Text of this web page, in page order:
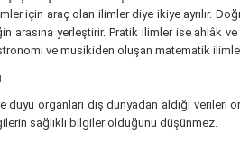
için araç olan ilimler diye ikiye ayrılır.
arasına yerleştirir. Pratik ilimler ise ahlâk
ve musikiden oluşan matematik
duyu organları dış dünyadan aldığı
sağlıklı bilgiler olduğunu düşünmez.